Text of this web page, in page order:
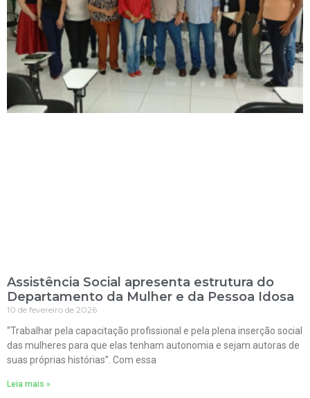
Assistência Social apresenta estrutura do
Departamento da Mulher e da Pessoa Idosa
10 de fevereiro de 2026
“Trabalhar pela capacitação profissional e pela plena inserção social
das mulheres para que elas tenham autonomia e sejam autoras de
suas próprias histórias”. Com essa
Leia mais »